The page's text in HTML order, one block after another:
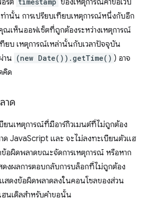
ร์ตี้
ของเหตุการณ์คำขอเว็บ
ท่านั้น การเปรียบเทียบเหตุการณ์หนึ่งกับอีก
เห็นออฟเซ็ตที่ถูกต้องระหว่างเหตุการณ์
ยบ เหตุการณ์เหล่านั้นกับเวลาปัจจุบัน
าน (new Date()).getTime() ) อาจ
คิด
าด
นเหตุการณ์ที่มีอาร์กิวเมนต์ที่ไม่ถูกต้อง
ด JavaScript และ จะไม่ลงทะเบียนตัวแฮ
ข้อผิดพลาดขณะจัดการเหตุการณ์ หรือหาก
งผลการตอบกลับการบล็อกที่ไม่ถูกต้อง
สดงข้อผิดพลาดลงในคอนโซลของส่วน
นเดิลสำหรับคำขอนั้น